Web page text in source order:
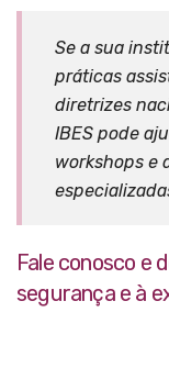
Se a sua
práticas
diretrizes
IBES pode
workshops e
Fale conosco e
segurança e à